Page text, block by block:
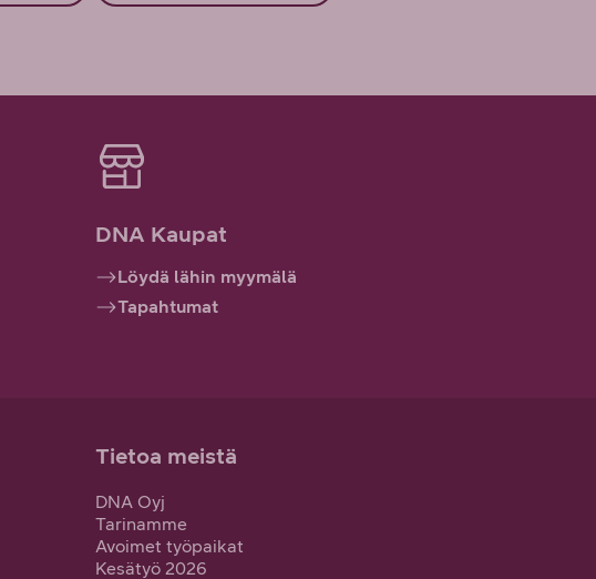
DNA Kaupat
Löydä lähin myymälä
Tapahtumat
Tietoa meistä
DNA Oyj
Tarinamme
Avoimet työpaikat
Kesätyö 2026